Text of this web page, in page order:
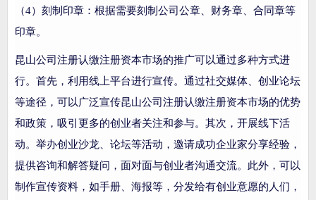
（4）刻制印章：根据需要刻制公司公章、财务章、合同章等
印章。
昆山公司注册认缴注册资本市场的推广可以通过多种方式进
行。首先，利用线上平台进行宣传。通过社交媒体、创业论坛
等途径，可以广泛宣传昆山公司注册认缴注册资本市场的优势
和政策，吸引更多的创业者关注和参与。其次，开展线下活
动。举办创业沙龙、论坛等活动，邀请成功企业家分享经验，
提供咨询和解答疑问，面对面与创业者沟通交流。此外，可以
制作宣传资料，如手册、海报等，分发给有创业意愿的人们，